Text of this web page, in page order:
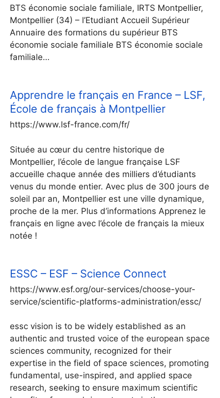
BTS économie sociale familiale, IRTS Montpellier,
Montpellier (34) – l’Etudiant Accueil Supérieur
Annuaire des formations du supérieur BTS
économie sociale familiale BTS économie sociale
familiale…
Apprendre le français en France – LSF,
École de français à Montpellier
https://www.lsf-france.com/fr/
Située au cœur du centre historique de
Montpellier, l’école de langue française LSF
accueille chaque année des milliers d’étudiants
venus du monde entier. Avec plus de 300 jours de
soleil par an, Montpellier est une ville dynamique,
proche de la mer. Plus d’informations Apprenez le
français en ligne avec l’école de français la mieux
notée !
ESSC – ESF – Science Connect
https://www.esf.org/our-services/choose-your-
service/scientific-platforms-administration/essc/
essc vision is to be widely established as an
authentic and trusted voice of the european space
sciences community, recognized for their
expertise in the field of space sciences, promoting
fundamental, use-inspired, and applied space
research, seeking to ensure maximum scientific